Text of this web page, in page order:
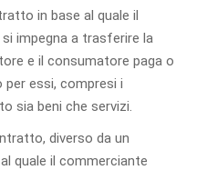
in base al quale il
impegna a trasferire la
e il consumatore paga o
per essi, compresi i
sia beni che servizi.
diverso da un
quale il commerciante